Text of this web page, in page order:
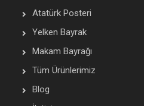
Atatürk Posteri
Yelken Bayrak
Makam Bayrağı
Tüm Ürünlerimiz
Blog